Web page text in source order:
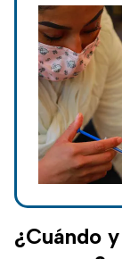
¿Cuándo